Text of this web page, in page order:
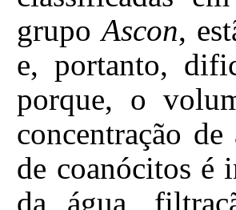
grupoAscon,
e, portanto,
porque, o
concentração
de coanócitos é
da água,